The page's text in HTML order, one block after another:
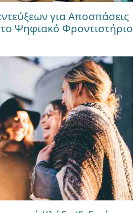
για Αποσπάσεις
Ψηφιακό Φροντιστήριο